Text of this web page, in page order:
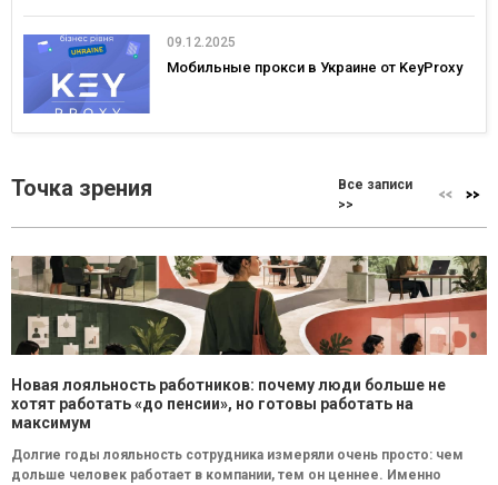
09.12.2025
Мобильные прокси в Украине от KeyProxy
Точка зрения
Все записи
>>
Новая лояльность работников: почему люди больше не
хотят работать «до пенсии», но готовы работать на
максимум
Долгие годы лояльность сотрудника измеряли очень просто: чем
дольше человек работает в компании, тем он ценнее. Именно